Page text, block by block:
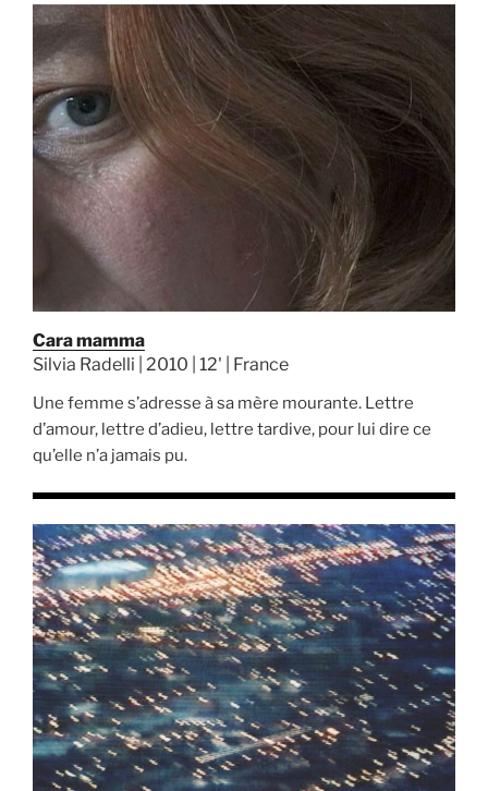
Cara mamma
Silvia Radelli | 2010 | 12' | France
Une femme s’adresse à sa mère mourante. Lettre
d’amour, lettre d’adieu, lettre tardive, pour lui dire ce
qu’elle n’a jamais pu.